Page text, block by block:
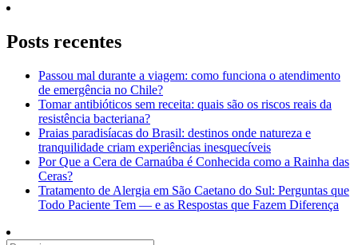
Posts recentes
Passou mal durante a viagem: como funciona o atendimento
de emergência no Chile?
Tomar antibióticos sem receita: quais são os riscos reais da
resistência bacteriana?
Praias paradisíacas do Brasil: destinos onde natureza e
tranquilidade criam experiências inesquecíveis
Por Que a Cera de Carnaúba é Conhecida como a Rainha das
Ceras?
Tratamento de Alergia em São Caetano do Sul: Perguntas que
Todo Paciente Tem — e as Respostas que Fazem Diferença